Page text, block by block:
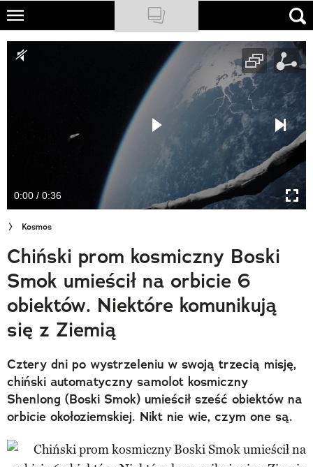
Skip
main
NATIONAL GEOGRAPHIC
Newsletter
Cuda Polski
Wielki Konkurs Fotograficzny
Trendbook Podróżniczy
Polecane
0:00 / 0:36
Kosmos
Chiński prom kosmiczny Boski
Smok umieścił na orbicie 6
obiektów. Niektóre komunikują
się z Ziemią
Cztery dni po wystrzeleniu w swoją trzecią misję,
chiński automatyczny samolot kosmiczny
Shenlong (Boski Smok) umieścił sześć obiektów na
orbicie okołoziemskiej. Nikt nie wie, czym one są.